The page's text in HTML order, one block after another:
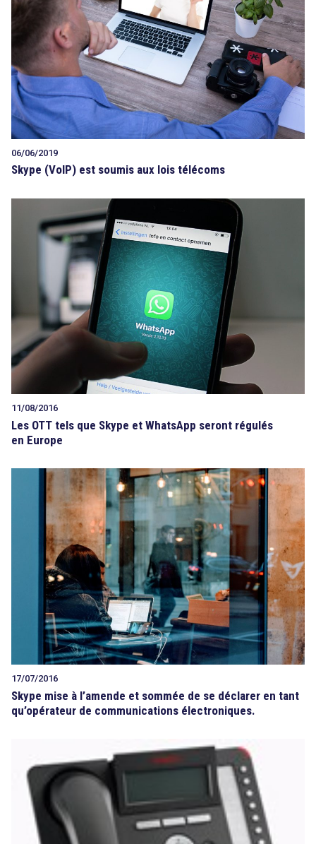
Tout sur le droit de l'innovation
Rechercher
CONTACT
06/06/2019
Skype (VoIP) est soumis aux lois télécoms
11/08/2016
Les OTT tels que Skype et WhatsApp seront régulés
en Europe
17/07/2016
Skype mise à l’amende et sommée de se déclarer en tant
qu’opérateur de communications électroniques.